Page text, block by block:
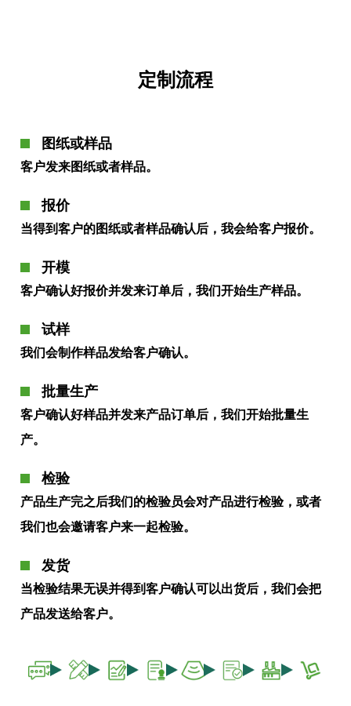
定制流程
图纸或样品
客户发来图纸或者样品。
报价
当得到客户的图纸或者样品确认后，我会给客户报价。
开模
客户确认好报价并发来订单后，我们开始生产样品。
试样
我们会制作样品发给客户确认。
批量生产
客户确认好样品并发来产品订单后，我们开始批量生
产。
检验
产品生产完之后我们的检验员会对产品进行检验，或者
我们也会邀请客户来一起检验。
发货
当检验结果无误并得到客户确认可以出货后，我们会把
产品发送给客户。